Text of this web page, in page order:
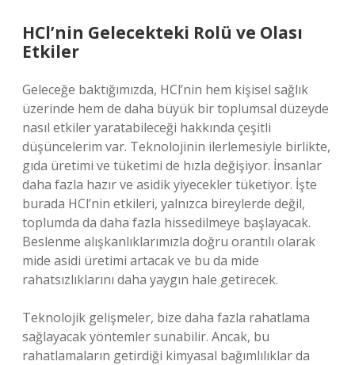
HCl’nin Gelecekteki Rolü ve Olası
Etkiler
Geleceğe baktığımızda, HCl’nin hem kişisel sağlık
üzerinde hem de daha büyük bir toplumsal düzeyde
nasıl etkiler yaratabileceği hakkında çeşitli
düşüncelerim var. Teknolojinin ilerlemesiyle birlikte,
gıda üretimi ve tüketimi de hızla değişiyor. İnsanlar
daha fazla hazır ve asidik yiyecekler tüketiyor. İşte
burada HCl’nin etkileri, yalnızca bireylerde değil,
toplumda da daha fazla hissedilmeye başlayacak.
Beslenme alışkanlıklarımızla doğru orantılı olarak
mide asidi üretimi artacak ve bu da mide
rahatsızlıklarını daha yaygın hale getirecek.
Teknolojik gelişmeler, bize daha fazla rahatlama
sağlayacak yöntemler sunabilir. Ancak, bu
rahatlamaların getirdiği kimyasal bağımlılıklar da